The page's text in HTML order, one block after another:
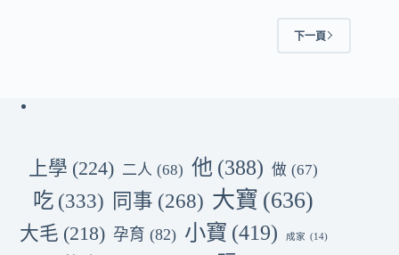
下一頁
上學 (224) 二人 (68) 他 (388) 做 (67)
吃 (333) 同事 (268) 大寶 (636)
大毛 (218) 孕育 (82) 小寶 (419) 成家 (14)